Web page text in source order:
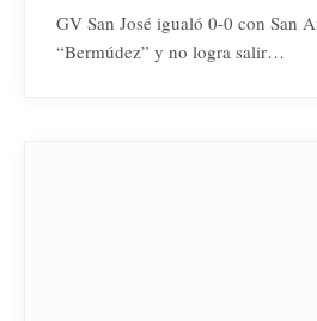
GV San José igualó 0-0 con San
“Bermúdez” y no logra salir…